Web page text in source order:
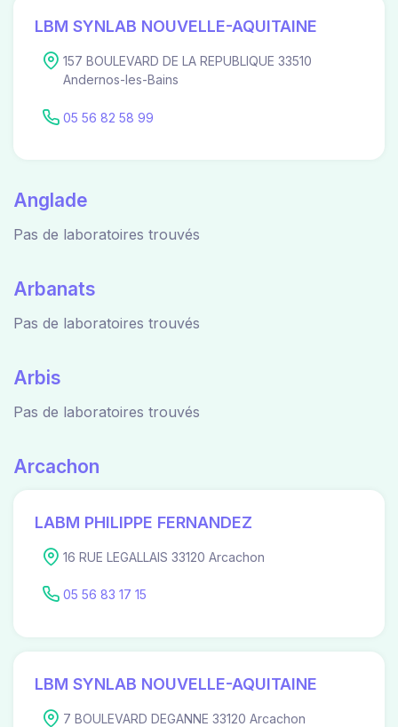
LBM SYNLAB NOUVELLE-AQUITAINE
157 BOULEVARD DE LA REPUBLIQUE 33510
Andernos-les-Bains
05 56 82 58 99
Anglade
Pas de laboratoires trouvés
Arbanats
Pas de laboratoires trouvés
Arbis
Pas de laboratoires trouvés
Arcachon
LABM PHILIPPE FERNANDEZ
16 RUE LEGALLAIS 33120 Arcachon
05 56 83 17 15
LBM SYNLAB NOUVELLE-AQUITAINE
7 BOULEVARD DEGANNE 33120 Arcachon